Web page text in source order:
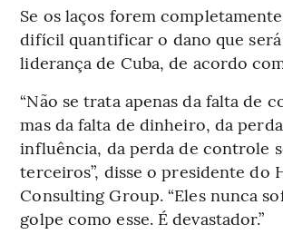
Se os laços forem
difícil quantificar o dano que será
liderança de Cuba, de acordo
“Não se trata apenas da falta de
mas da falta de dinheiro, da
influência, da perda de controle
terceiros”, disse o presidente do
Consulting Group. “Eles nunca
golpe como esse. É devastador.”